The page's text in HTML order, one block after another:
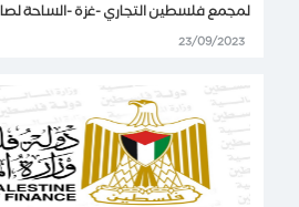
لمجمع فلسطين التجاري -غزة -الساحة
23/09/2023